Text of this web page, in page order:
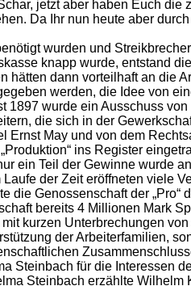
jetzt aber haben Euch
Da Ihr nun heute aber
wurden und
knapp wurde, entstand
hätten dann vorteilhaft an die
werden, die Idee von
1897 wurde ein Ausschuss
die sich in der
Ernst May und von dem
ins Register
ein Teil der Gewinne
der Zeit eröffneten viele
die Genossenschaft der
bereits 4 Millionen Mark
kurzen Unterbrechungen
der Arbeiterfamilien,
Steinbach für die Interessen
Steinbach erzählte